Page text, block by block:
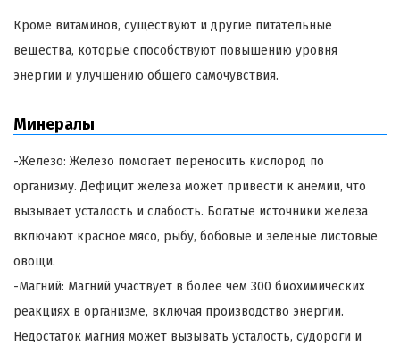
Кроме витаминов, существуют и другие питательные
вещества, которые способствуют повышению уровня
энергии и улучшению общего самочувствия.
Минералы
-Железо: Железо помогает переносить кислород по
организму. Дефицит железа может привести к анемии, что
вызывает усталость и слабость. Богатые источники железа
включают красное мясо, рыбу, бобовые и зеленые листовые
овощи.
-Магний: Магний участвует в более чем 300 биохимических
реакциях в организме, включая производство энергии.
Недостаток магния может вызывать усталость, судороги и